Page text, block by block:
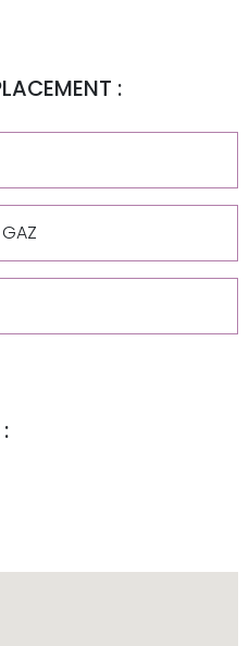
:
GAZ